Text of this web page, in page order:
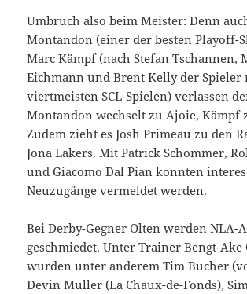
Umbruch also beim Meister: Denn
Montandon (einer der besten Playoff-
Marc Kämpf (nach Stefan Tschannen,
Eichmann und Brent Kelly der Spieler
viertmeisten SCL-Spielen) verlassen
Montandon wechselt zu Ajoie, Kämpf
Zudem zieht es Josh Primeau zu den
Jona Lakers. Mit Patrick Schommer,
und Giacomo Dal Pian konnten
Neuzugänge vermeldet werden.
Bei Derby-Gegner Olten werden NLA-
geschmiedet. Unter Trainer Bengt-Ake
wurden unter anderem Tim Bucher
Devin Muller (La Chaux-de-Fonds),